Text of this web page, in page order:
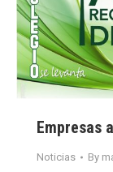
Empresas
Noticias By